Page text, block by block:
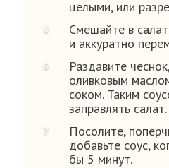
целыми, или
Смешайте в
и аккуратно
Раздавите
оливковым
соком. Таким
заправлять салат.
Посолите,
добавьте соус,
бы 5 минут.